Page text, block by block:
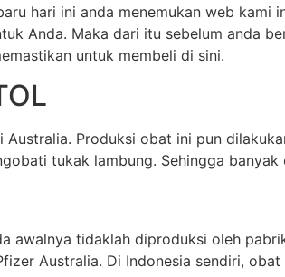
hari ini anda menemukan web kami
Anda. Maka dari itu sebelum anda
untuk membeli di sini.
Produksi obat ini pun
tukak lambung. Sehingga
awalnya tidaklah diproduksi oleh
Australia. Di Indonesia sendiri,